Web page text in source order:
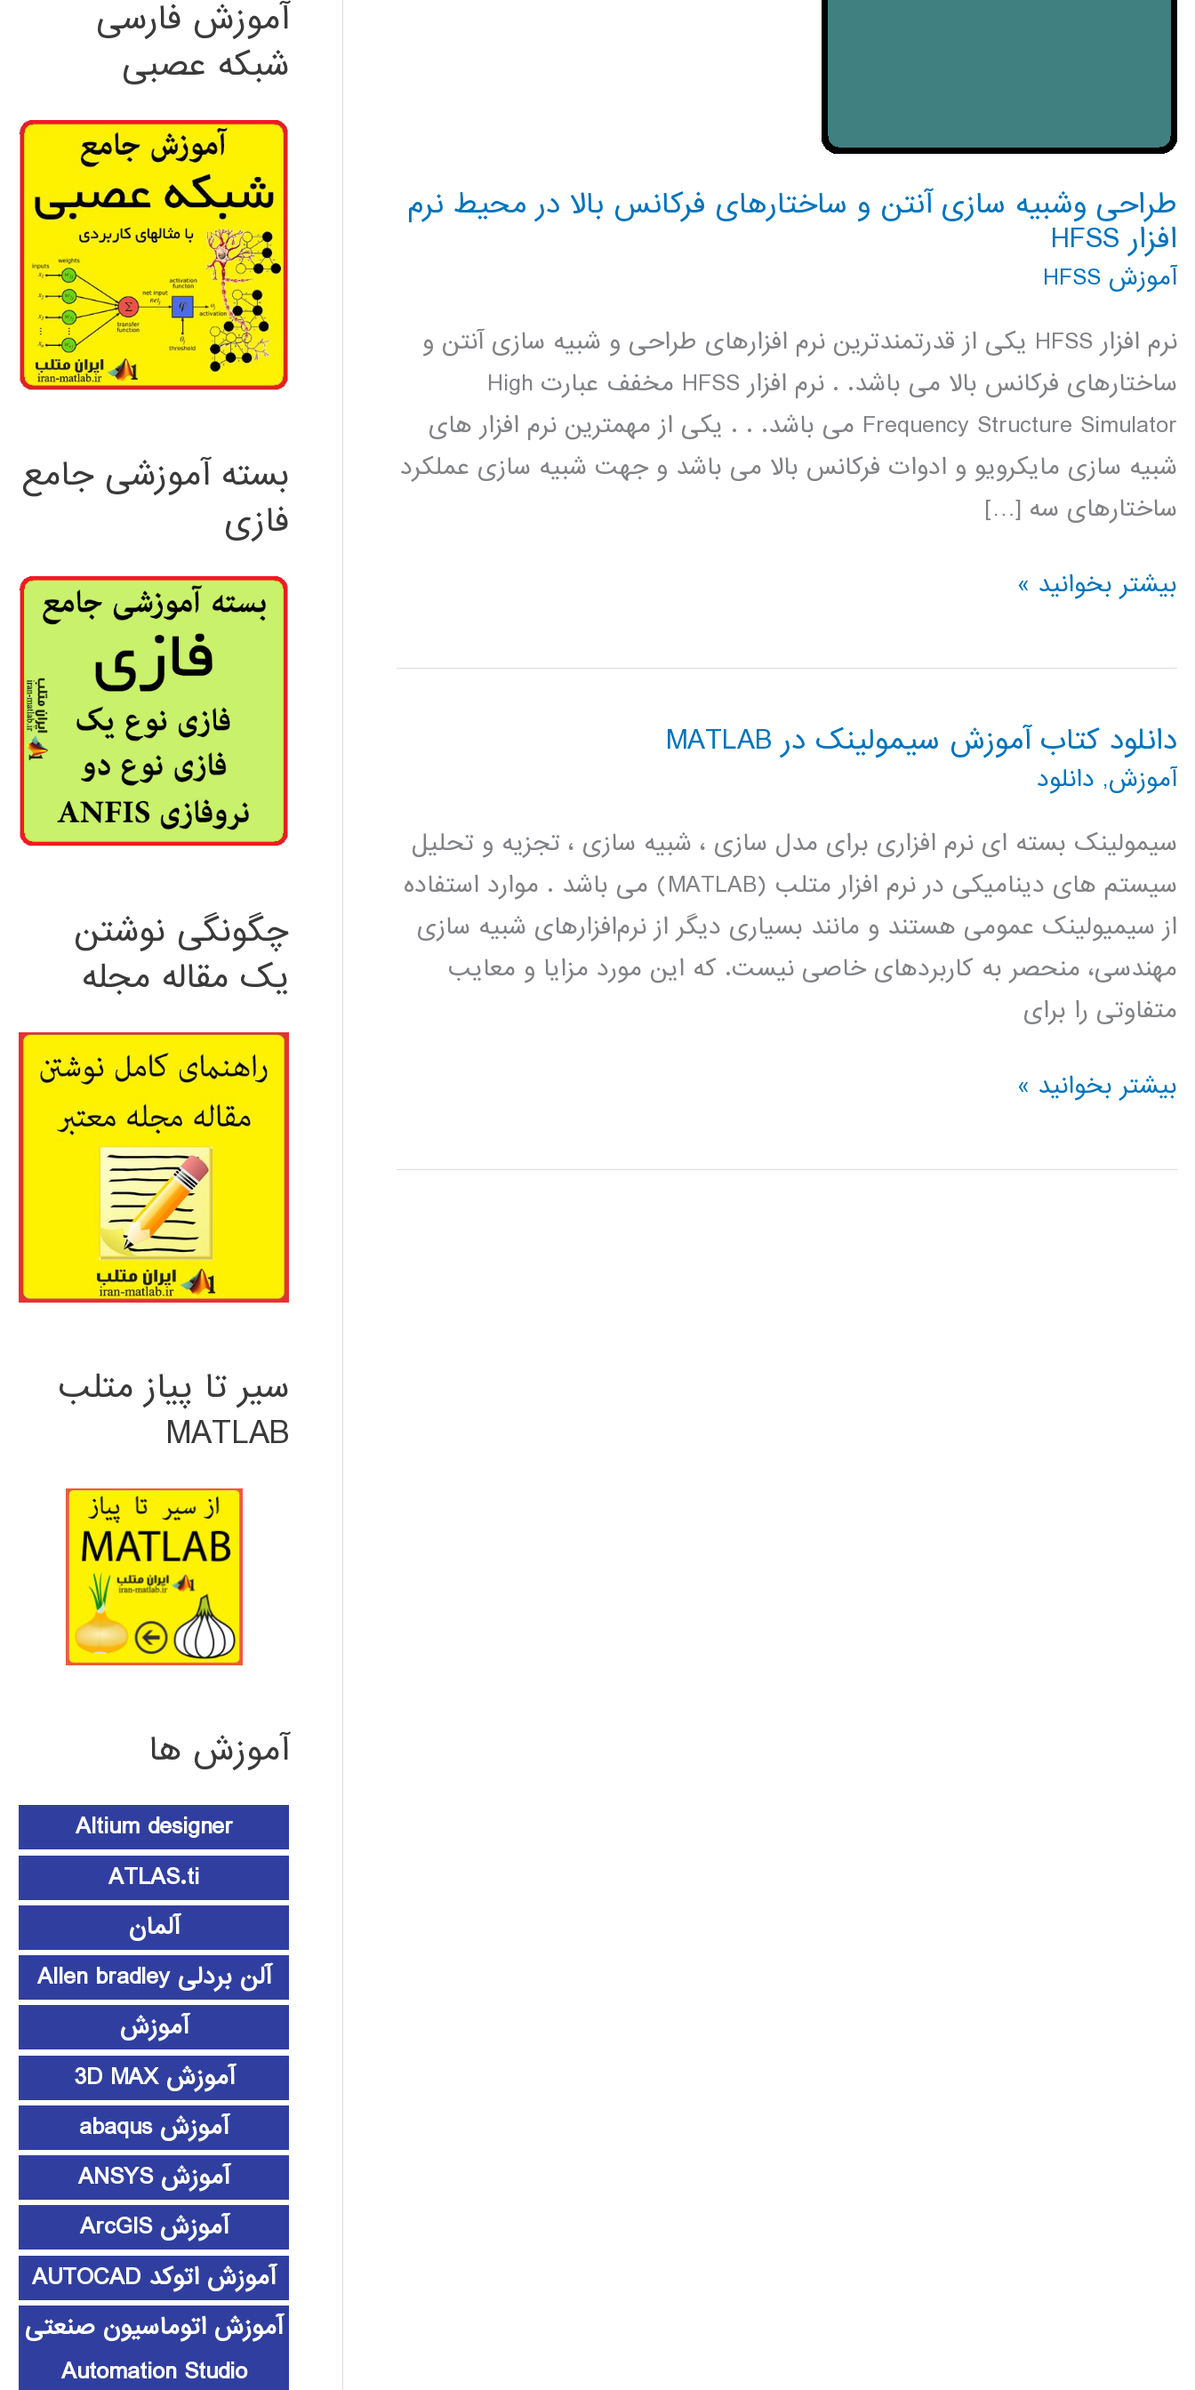
طراحی وشبیه سازی آنتن و ساختارهای فرکانس بالا در محیط نرم
افزار HFSS
آموزش HFSS
نرم افزار HFSS یکی از قدرتمندترین نرم افزارهای طراحی و شبیه سازی آنتن و
ساختارهای فرکانس بالا می باشد. . نرم افزار HFSS مخفف عبارت High
Frequency Structure Simulator می باشد. . . یکی از مهمترین نرم افزار های
شبیه سازی مایکرویو و ادوات فرکانس بالا می باشد و جهت شبیه سازی عملکرد
ساختارهای سه […]
طراحی
سازی
و
ساختارهای
فرکانس
بالا
در
محیط
نرم
HFSS
بیشتر بخوانید »
دانلود کتاب آموزش سیمولینک در MATLAB
آموزش, دانلود
سیمولینک بسته ای نرم افزاری برای مدل سازی ، شبیه سازی ، تجزیه و تحلیل
سیستم های دینامیکی در نرم افزار متلب (MATLAB) می باشد . موارد استفاده
از سیمیولینک عمومی هستند و مانند بسیاری دیگر از نرم‌افزارهای شبیه سازی
مهندسی، منحصر به کاربردهای خاصی نیست. که این مورد مزایا و معایب
متفاوتی را برای
دانلود
آموزش
بیشتر بخوانید »
آموزش فارسی
شبکه عصبی
بسته آموزشی جامع
فازی
چگونگی نوشتن
یک مقاله مجله
سیر تا پیاز متلب
MATLAB
آموزش ها
Altium designer
ATLAS.ti
آلمان
آلن بردلی Allen bradley
آموزش
آموزش 3D MAX
آموزش abaqus
آموزش ANSYS
آموزش ArcGIS
آموزش اتوکد AUTOCAD
آموزش اتوماسیون صنعتی
Automation Studio